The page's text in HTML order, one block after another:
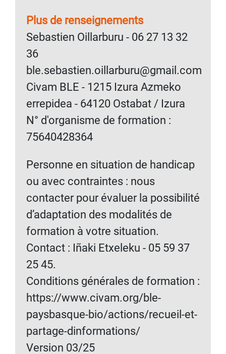
Plus de renseignements
Sebastien Oillarburu - 06 27 13 32
36
ble.sebastien.oillarburu@gmail.com
Civam BLE - 1215 Izura Azmeko
errepidea - 64120 Ostabat / Izura
N° d'organisme de formation :
75640428364
Personne en situation de handicap
ou avec contraintes : nous
contacter pour évaluer la possibilité
d’adaptation des modalités de
formation à votre situation.
Contact : Iñaki Etxeleku - 05 59 37
25 45.
Conditions générales de formation :
https://www.civam.org/ble-
paysbasque-bio/actions/recueil-et-
partage-dinformations/
Version 03/25